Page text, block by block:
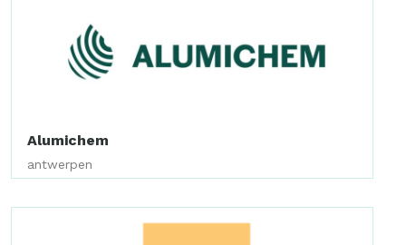
Alumichem
antwerpen